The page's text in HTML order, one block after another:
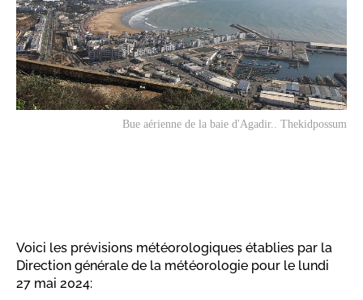
Bue aérienne de la baie d'Agadir.. Thekidpossum
Voici les prévisions météorologiques établies par la
Direction générale de la météorologie pour le lundi
27 mai 2024: